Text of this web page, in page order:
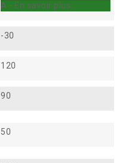
A - En savoir plus...
-30
120
90
50